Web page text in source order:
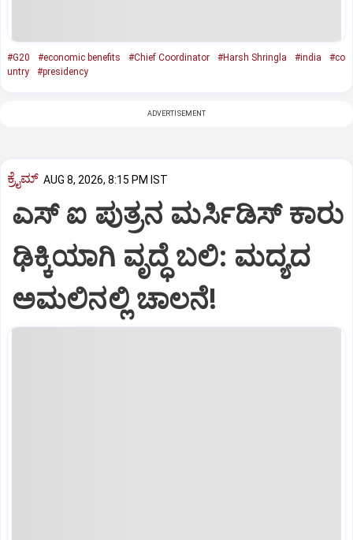
#G20 #economic benefits #Chief Coordinator #Harsh Shringla #india
#co
untry
#presidency
ADVERTISEMENT
ಕ್ರೈಮ್ AUG 8, 2026, 8:15 PM IST
ಎಸ್ ಐ ಪುತ್ರನ ಮರ್ಸಿಡಿಸ್‌ ಕಾರು
ಢಿಕ್ಕಿಯಾಗಿ ವೃದ್ಧೆ ಬಲಿ: ಮದ್ಯದ
ಅಮಲಿನಲ್ಲಿ ಚಾಲನೆ!